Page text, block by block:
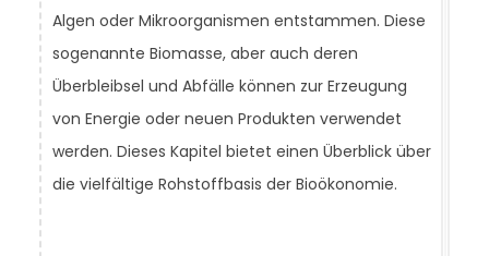
Algen oder Mikroorganismen entstammen. Diese
sogenannte Biomasse, aber auch deren
Überbleibsel und Abfälle können zur Erzeugung
von Energie oder neuen Produkten verwendet
werden. Dieses Kapitel bietet einen Überblick über
die vielfältige Rohstoffbasis der Bioökonomie.